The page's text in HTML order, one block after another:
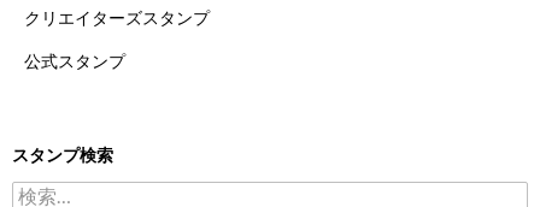
クリエイターズスタンプ
公式スタンプ
スタンプ検索
検索: